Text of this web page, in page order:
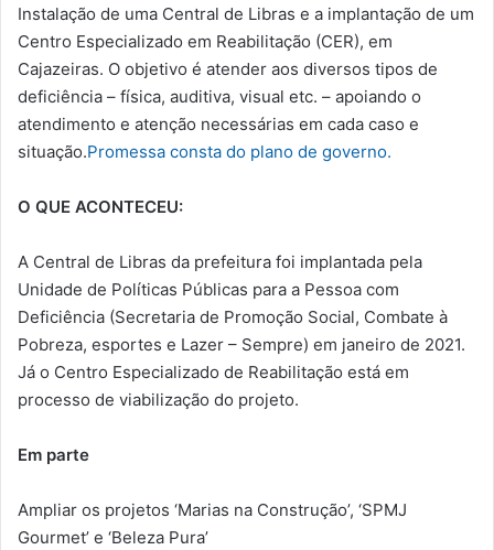
Instalação de uma Central de Libras e a implantação de um
Centro Especializado em Reabilitação (CER), em
Cajazeiras. O objetivo é atender aos diversos tipos de
deficiência – física, auditiva, visual etc. – apoiando o
atendimento e atenção necessárias em cada caso e
situação.Promessa consta do plano de governo.
O QUE ACONTECEU:
A Central de Libras da prefeitura foi implantada pela
Unidade de Políticas Públicas para a Pessoa com
Deficiência (Secretaria de Promoção Social, Combate à
Pobreza, esportes e Lazer – Sempre) em janeiro de 2021.
Já o Centro Especializado de Reabilitação está em
processo de viabilização do projeto.
Em parte
Ampliar os projetos ‘Marias na Construção’, ‘SPMJ
Gourmet’ e ‘Beleza Pura’